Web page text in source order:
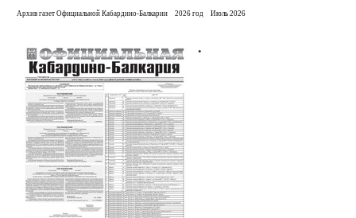
Архив газет Официальной Кабардино-Балкарии 2026 год Июль 2026
.